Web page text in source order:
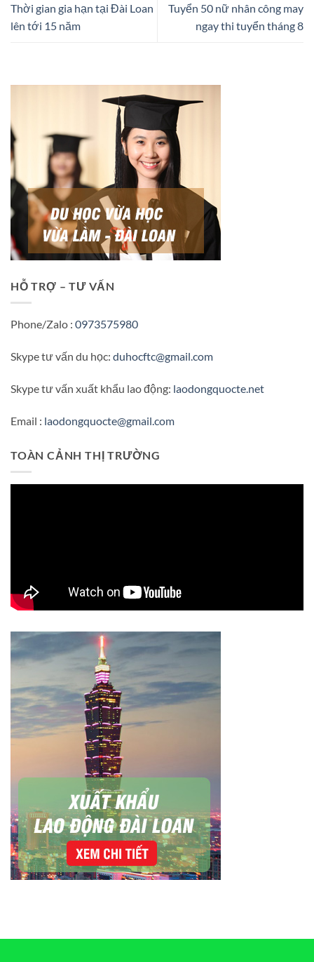
Thời gian gia hạn tại Đài Loan
lên tới 15 năm
Tuyển 50 nữ nhân công may
ngay thi tuyển tháng 8
HỖ TRỢ – TƯ VẤN
Phone/Zalo : 0973575980
Skype tư vấn du học: duhocftc@gmail.com
Skype tư vấn xuất khẩu lao động: laodongquocte.net
Email : laodongquocte@gmail.com
TOÀN CẢNH THỊ TRƯỜNG